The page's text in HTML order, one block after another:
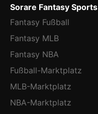
Sorare Fantasy Sports
Fantasy Fußball
Fantasy MLB
Fantasy NBA
Fußball-Marktplatz
MLB-Marktplatz
NBA-Marktplatz